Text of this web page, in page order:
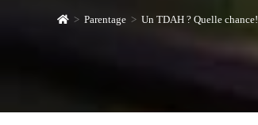
> Parentage > Un TDAH ? Quelle chance!